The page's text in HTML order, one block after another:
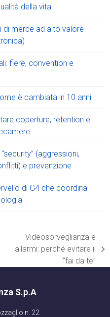
della vita
di merce ad alto valore
fiere, convention e
è cambiata in 10 anni
coperture, retention e
(aggressioni,
e prevenzione
di G4 che coordina
articolo
successivo:
Videosorveglianza e
allarmi: perché evitare il
“fai da te”
S.p.A
n. 22